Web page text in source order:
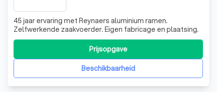
45 jaar ervaring met Reynaers aluminium ramen.
Zelfwerkende zaakvoerder. Eigen fabricage en plaatsing.
Beschikbaarheid
Prijsopgave